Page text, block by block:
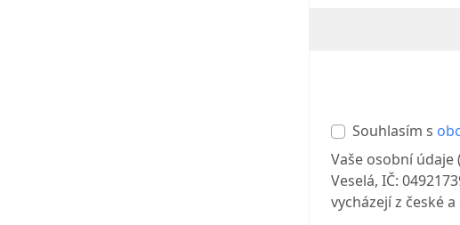
Souhlasím s
Vaše osobní údaje
Veselá, IČ:
vycházejí z české